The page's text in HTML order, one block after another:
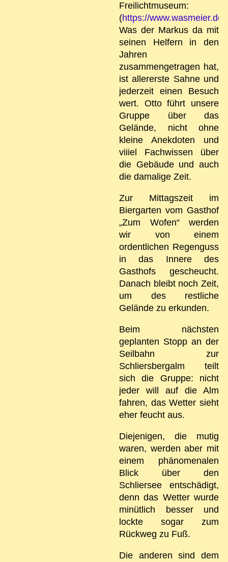
Freilichtmuseum:
(https://www.wasmeier.de/
Was der Markus da mit
seinen Helfern in den
Jahren
zusammengetragen hat,
ist allererste Sahne und
jederzeit einen Besuch
wert. Otto führt unsere
Gruppe über das
Gelände, nicht ohne
kleine Anekdoten und
viiiel Fachwissen über
die Gebäude und auch
die damalige Zeit.
Zur Mittagszeit im
Biergarten vom Gasthof
„Zum Wofen“ werden
wir von einem
ordentlichen Regenguss
in das Innere des
Gasthofs gescheucht.
Danach bleibt noch Zeit,
um des restliche
Gelände zu erkunden.
Beim nächsten
geplanten Stopp an der
Seilbahn zur
Schliersbergalm teilt
sich die Gruppe: nicht
jeder will auf die Alm
fahren, das Wetter sieht
eher feucht aus.
Diejenigen, die mutig
waren, werden aber mit
einem phänomenalen
Blick über den
Schliersee entschädigt,
denn das Wetter wurde
minütlich besser und
lockte sogar zum
Rückweg zu Fuß.
Die anderen sind dem